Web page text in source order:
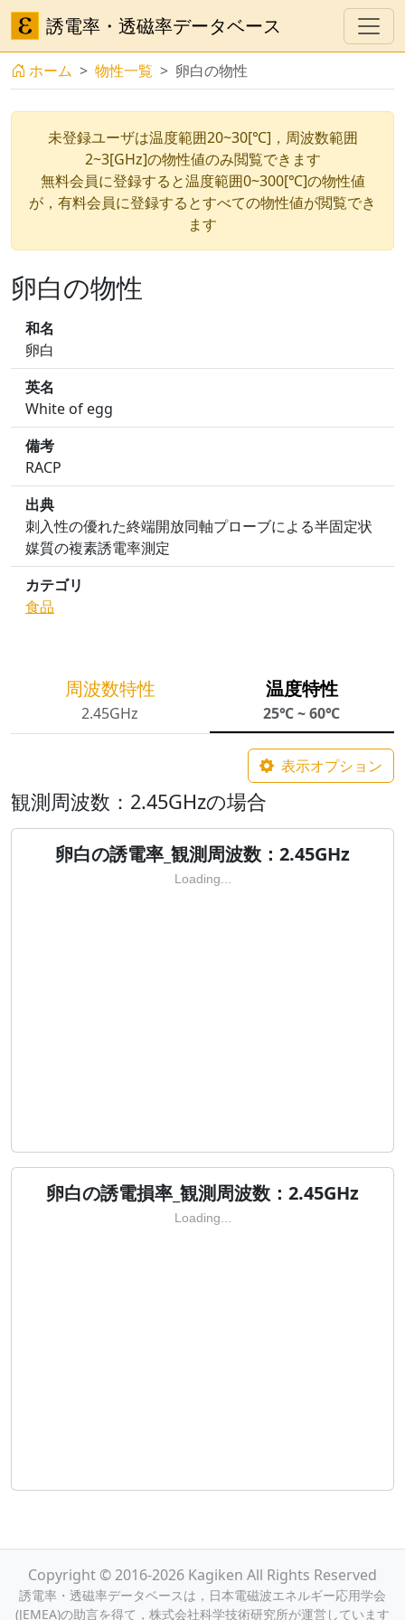
誘電率・透磁率データベース
ホーム 物性一覧 卵白の物性
未登録ユーザは温度範囲20~30[℃]，周波数範囲
2~3[GHz]の物性値のみ閲覧できます
無料会員に登録すると温度範囲0~300[℃]の物性値
が，有料会員に登録するとすべての物性値が閲覧でき
ます
卵白の物性
和名
卵白
英名
White of egg
備考
RACP
出典
刺入性の優れた終端開放同軸プローブによる半固定状
媒質の複素誘電率測定
カテゴリ
食品
周波数特性
2.45GHz
温度特性
25℃ ~ 60℃
表示オプション
観測周波数：2.45GHzの場合
卵白の誘電率_観測周波数：2.45GHz
Loading...
卵白の誘電損率_観測周波数：2.45GHz
Loading...
Copyright © 2016-2026 Kagiken All Rights Reserved
誘電率・透磁率データベースは，日本電磁波エネルギー応用学会
(JEMEA)の助言を得て，株式会社科学技術研究所が運営しています